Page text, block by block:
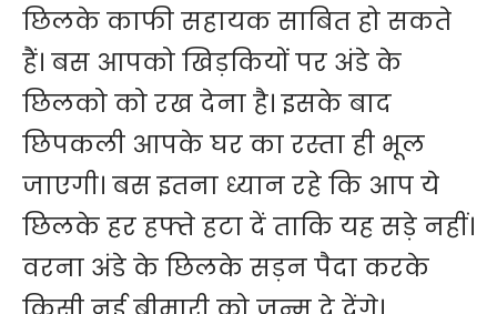
छिलके काफी सहायक साबित हो सकते
हैं। बस आपको खिड़कियों पर अंडे के
छिलको को रख देना है। इसके बाद
छिपकली आपके घर का रस्ता ही भूल
जाएगी। बस इतना ध्यान रहे कि आप ये
छिलके हर हफ्ते हटा दें ताकि यह सड़े नहीं।
वरना अंडे के छिलके सड़न पैदा करके